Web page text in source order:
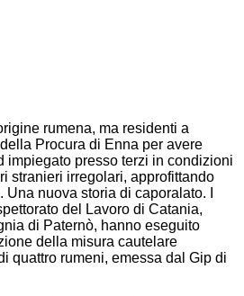
rumena, ma residenti a
Procura di Enna per avere
impiegato presso terzi in condizioni
stranieri irregolari, approfittando
nuova storia di caporalato. I
del Lavoro di Catania,
di Paternò, hanno eseguito
della misura cautelare
quattro rumeni, emessa dal Gip di